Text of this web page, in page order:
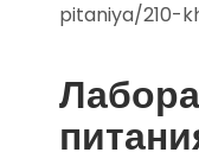
pitaniya/210-